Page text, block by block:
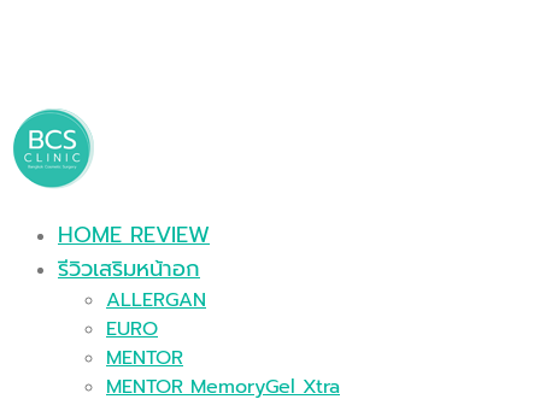
HOME REVIEW
รีวิวเสริมหน้าอก
ALLERGAN
EURO
MENTOR
MENTOR MemoryGel Xtra